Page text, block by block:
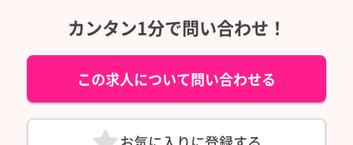
カンタン1分で問い合わせ！
この求人について問い合わせる